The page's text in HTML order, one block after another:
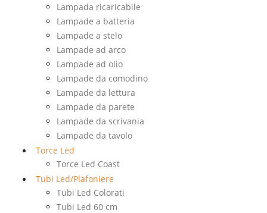
Lampada ricaricabile
Lampade a batteria
Lampade a stelo
Lampade ad arco
Lampade ad olio
Lampade da comodino
Lampade da lettura
Lampade da parete
Lampade da scrivania
Lampade da tavolo
Torce Led
Torce Led Coast
Tubi Led/Plafoniere
Tubi Led Colorati
Tubi Led 60 cm